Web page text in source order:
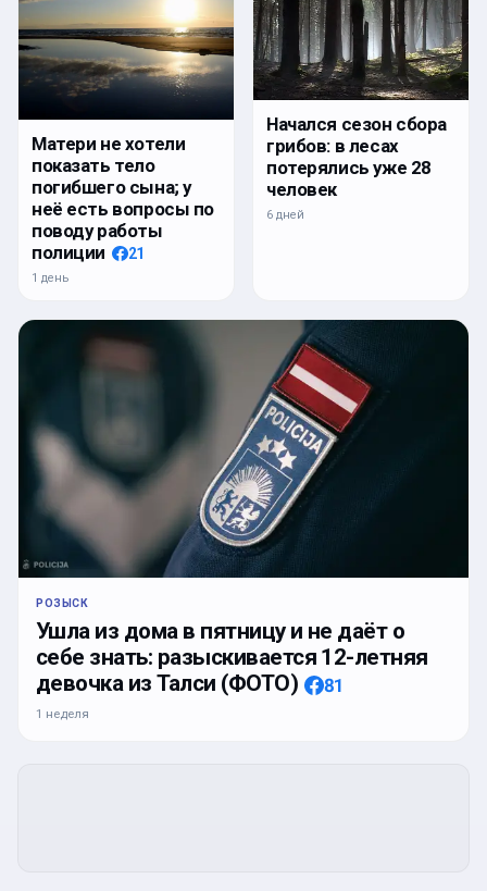
Матери не хотели
показать тело
погибшего сына; у
неё есть вопросы по
поводу работы
полиции
21
1 день
Начался сезон сбора
грибов: в лесах
потерялись уже 28
человек
6 дней
РОЗЫСК
Ушла из дома в пятницу и не даёт о
себе знать: разыскивается 12-летняя
девочка из Талси (ФОТО)
81
1 неделя